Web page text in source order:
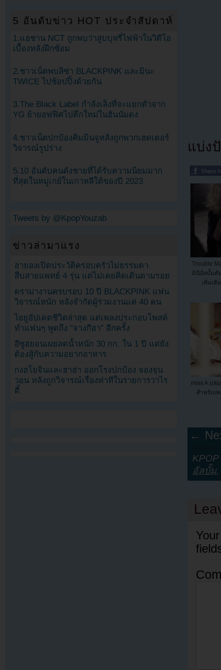
แบ่ง
Trouble
มินิอัลบั้มคั
เพิ่มเติ
miss A ปล่
สำหรับเ
←
อัลบั้ม,
5 อันดับข่าว HOT ประจำสัปดาห์
1.แฮชาน NCT ถูกพบว่าสูบบุหรี่ไฟฟ้าในวิดีโอ
เบื้องหลังฝึกซ้อม
2.ชาวเน็ตพบลิซ่า BLACKPINK และมินะ
TWICE ไปช้อปปิ้งด้วยกัน
3.The Black Label กำลังเล็งที่จะแยกตัวจาก
YG ย้ายอฟฟิศไปตึกใหม่ในฮันนัมดง
4.ชาวเน็ตปกป้องคิมมินจูหลังถูกพวกเฮดเตอร์
วิจารณ์รูปร่าง
5.10 อันดับคนดังชายที่ได้รับความนิยมมาก
ที่สุดในหมู่เกย์ในเกาหลีใต้ของปี 2023
Tweets by @KpopYouzab
ข่าวล่ามาแรง
ฮายองเปิดประวัติครอบครัวไม่ธรรมดา
สืบสายแพทย์ 4 รุ่น แต่ไม่เคยคิดเดินตามรอย
ดราม่างานครบรอบ 10 ปี BLACKPINK แฟน
วิจารณ์หนัก หลังจำกัดผู้ร่วมงานแค่ 40 คน
ไอยูอัปเดตชีวิตล่าสุด แต่เพลงประกอบโพสต์
ทำแฟนๆ พูดถึง “จางกีฮา” อีกครั้ง
อีซูฮยอนเผยลดน้ำหนัก 30 กก. ใน 1 ปี แต่ยัง
ต้องสู้กับความอยากอาหาร
กงฮโยจินและฮาฮ่า ออกโรงปกป้อง จองจุน
วอน หลังถูกวิจารณ์เรื่องท่าทีในรายการวาไร
ตี้